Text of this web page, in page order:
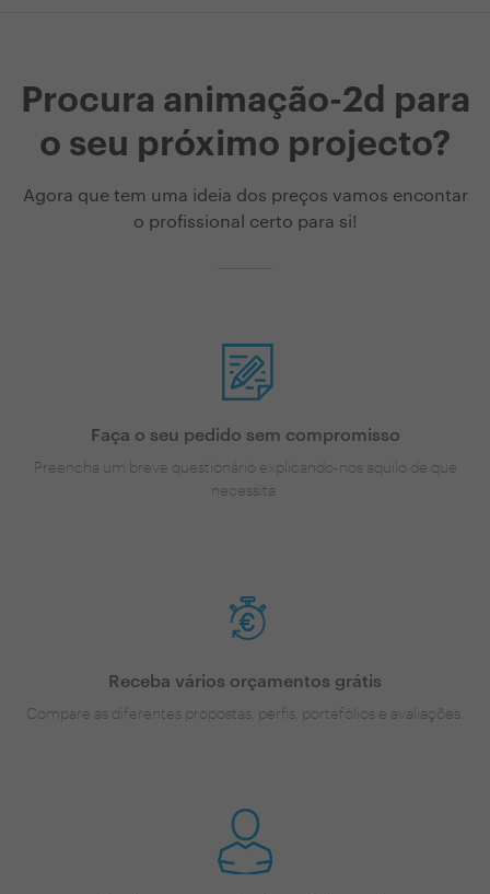
Procura animação-2d para
o seu próximo projecto?
Agora que tem uma ideia dos preços vamos encontar
o profissional certo para si!
Faça o seu pedido sem compromisso
Preencha um breve questionário explicando-nos aquilo de que
necessita.
Receba vários orçamentos grátis
Compare as diferentes propostas, perfis, portefólios e avaliações.